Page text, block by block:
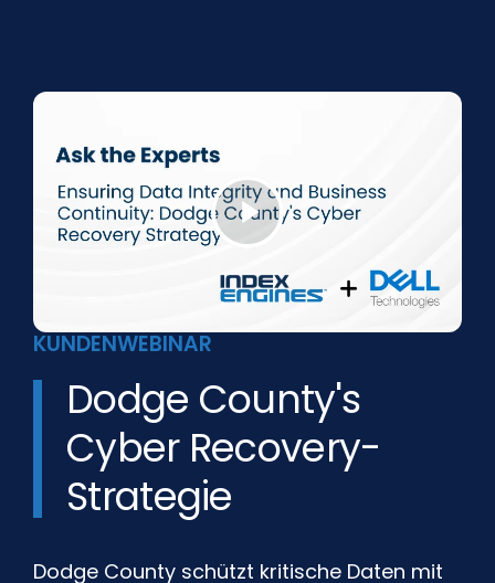
KUNDENWEBINAR
Dodge County's
Cyber Recovery-
Strategie
Dodge County schützt kritische Daten mit